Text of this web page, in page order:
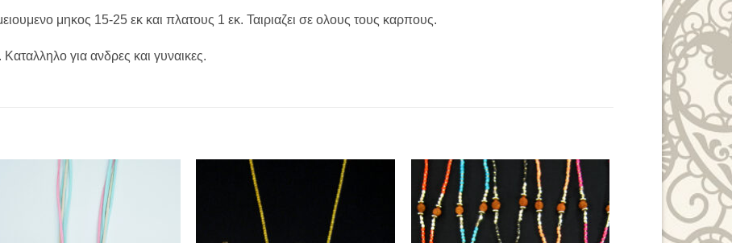
μηκος 15-25 εκ και πλατους 1 εκ. Ταιριαζει σε ολους τους καρπους.
για ανδρες και γυναικες.
Add to
Wishlist